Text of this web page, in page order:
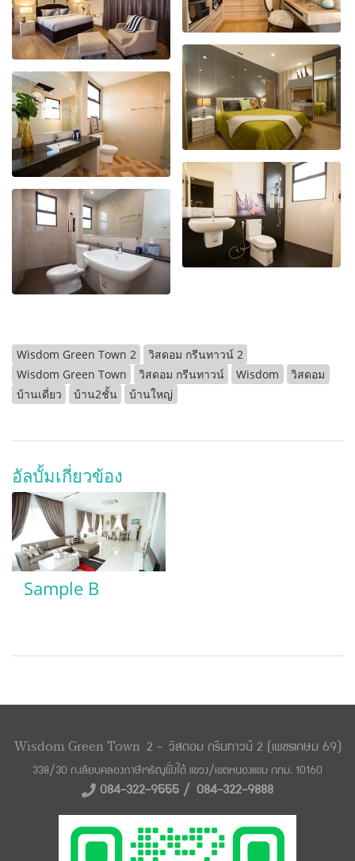
Wisdom Green Town 2
วิสดอม กรีนทาวน์ 2
Wisdom Green Town
วิสดอม กรีนทาวน์ Wisdom
วิสดอม
บ้านเดี่ยว
บ้าน2ชั้น บ้านใหญ่
อัลบั้มเกี่ยวข้อง
Sample B
Wisdom Green Town 2 - วิสดอม กรีนทาวน์ 2 (เพชรเกษม 69)
338/30 ถ.เลียบคลองภาษีเจริญฝั่งใต้ แขวง/ เขตหนองแขม กทม. 10160
084-322-9555 / 084-322-9888